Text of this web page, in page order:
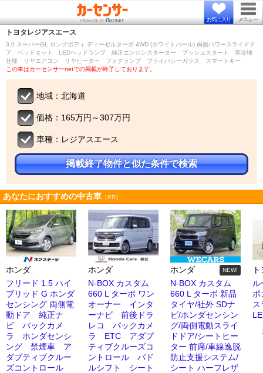
お気に入り メニュー
トヨタ レジアスエース
3.0 スーパーGL ロングボディ ディーゼルターボ 4WD (ホワイトパール) 両側パワースライドド
ア ベッドキット LEDヘッドランプ 純正エンジンスターター プッシュスタート 寒冷地
仕様 リヤエアコン リヤヒーター フォグランプ プライバシーガラス スマートキー
この車はカーセンサーnetでの掲載が終了しております。
地域：北海道
価格：165万円～307万円
車種：レジアスエース
掲載終了物件と似た条件で検索
あなたにおすすめの中古車 ［PR］
ホンダ
フリード 1.5 ハイ
ブリッド G ホンダ
センシング 両側電
動ドア 純正ナ
ビ バックカメ
ラ ホンダセンシ
ング 禁煙車 ア
ダプティブクルー
ズコントロール
ホンダ
N-BOX カスタム
660 L ターボ ワン
オーナー インタ
ーナビ 前後ドラ
レコ バックカメ
ラ ETC アダプ
ティブクルーズコ
ントロール パド
ルシフト シート
ホンダ NEW!
N-BOX カスタム
660 L ターボ 新品
タイヤ/社外 SDナ
ビ/ホンダセンシン
グ/両側電動スライ
ドドア/シートヒー
ター 前席/車線逸脱
防止支援システム/
シート ハーフレザ